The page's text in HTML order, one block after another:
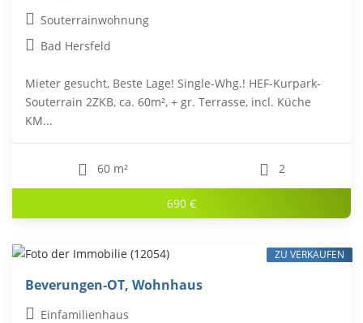
Souterrainwohnung
Bad Hersfeld
Mieter gesucht, Beste Lage! Single-Whg.! HEF-Kurpark-
Souterrain 2ZKB, ca. 60m², + gr. Terrasse, incl. Küche
KM...
60 m² 2
690 €
Beverungen-OT, Wohnhaus
Einfamilienhaus
ZU VERKAUFEN